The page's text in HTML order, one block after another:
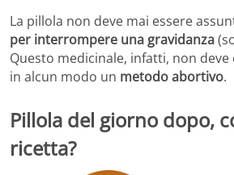
La pillola non deve mai essere
per interrompere una gravidanza
Questo medicinale, infatti, non
in alcun modo un metodo abortivo.
Pillola del giorno dopo,
ricetta?